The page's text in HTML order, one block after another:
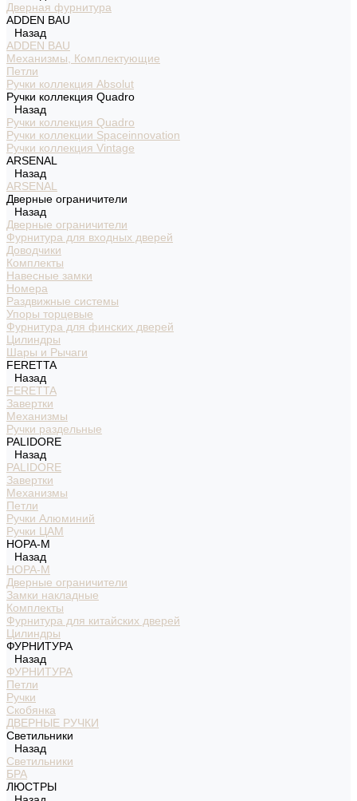
Дверная фурнитура
ADDEN BAU
Назад
ADDEN BAU
Механизмы, Комплектующие
Петли
Ручки коллекция Absolut
Ручки коллекция Quadro
Назад
Ручки коллекция Quadro
Ручки коллекции Spaceinnovation
Ручки коллекция Vintage
ARSENAL
Назад
ARSENAL
Дверные ограничители
Назад
Дверные ограничители
Фурнитура для входных дверей
Доводчики
Комплекты
Навесные замки
Номера
Раздвижные системы
Упоры торцевые
Фурнитура для финских дверей
Цилиндры
Шары и Рычаги
FERETTA
Назад
FERETTA
Завертки
Механизмы
Ручки раздельные
PALIDORE
Назад
PALIDORE
Завертки
Механизмы
Петли
Ручки Алюминий
Ручки ЦАМ
НОРА-М
Назад
НОРА-М
Дверные ограничители
Замки накладные
Комплекты
Фурнитура для китайских дверей
Цилиндры
ФУРНИТУРА
Назад
ФУРНИТУРА
Петли
Ручки
Скобянка
ДВЕРНЫЕ РУЧКИ
Светильники
Назад
Светильники
БРА
ЛЮСТРЫ